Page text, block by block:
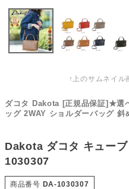
↑上のサムネイル
ダコタ Dakota [正規品保証]★選
ッグ 2WAY ショルダーバッグ 斜
Dakota ダコタ キュー
1030307
商品番号 DA-1030307